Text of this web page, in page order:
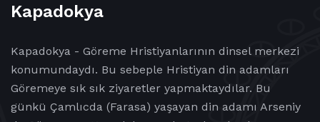
Kapadokya
Kapadokya - Göreme Hristiyanlarının dinsel merkezi
konumundaydı. Bu sebeple Hristiyan din adamları
Göremeye sık sık ziyaretler yapmaktaydılar. Bu
günkü Çamlıcda (Farasa) yaşayan din adamı Arseniy